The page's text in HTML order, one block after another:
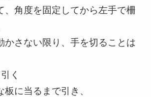
、角度を固定してから左手で柵
かさない限り、手を切ることは
く
に当るまで引き、